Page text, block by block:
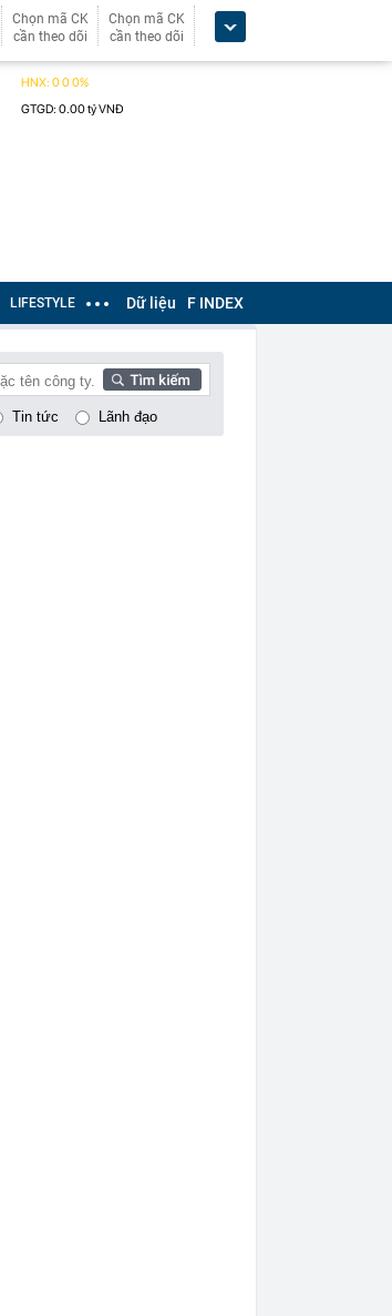
Chọn mã CK
cần theo dõi
Chọn mã CK
cần theo dõi
LIFESTYLE Dữ liệu F INDEX
Tin tức Lãnh đạo